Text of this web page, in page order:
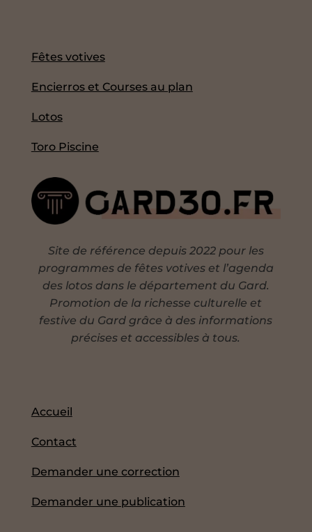
Fêtes votives
Encierros et Courses au plan
Lotos
Toro Piscine
Site de référence depuis 2022 pour les
programmes de fêtes votives et l’agenda
des lotos dans le département du Gard.
Promotion de la richesse culturelle et
festive du Gard grâce à des informations
précises et accessibles à tous.
Accueil
Contact
Demander une correction
Demander une publication